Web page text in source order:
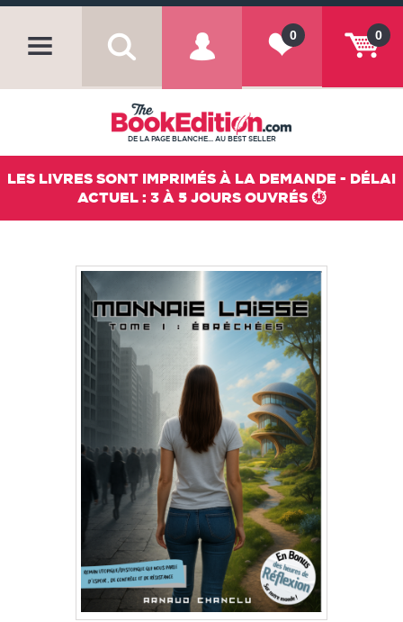
0
0
DE LA PAGE BLANCHE... AU BEST SELLER
LES LIVRES SONT IMPRIMÉS À LA DEMANDE - DÉLAI
ACTUEL : 3 À 5 JOURS OUVRÉS ⏱️